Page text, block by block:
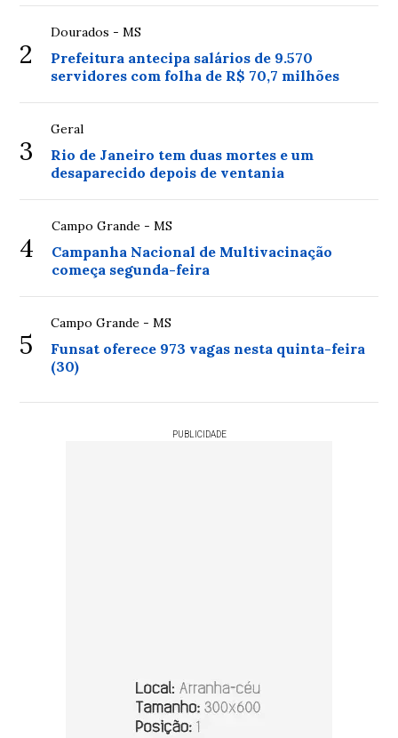
2
Dourados - MS
Prefeitura antecipa salários de 9.570
servidores com folha de R$ 70,7 milhões
3
Geral
Rio de Janeiro tem duas mortes e um
desaparecido depois de ventania
4
Campo Grande - MS
Campanha Nacional de Multivacinação
começa segunda-feira
5
Campo Grande - MS
Funsat oferece 973 vagas nesta quinta-feira
(30)
PUBLICIDADE